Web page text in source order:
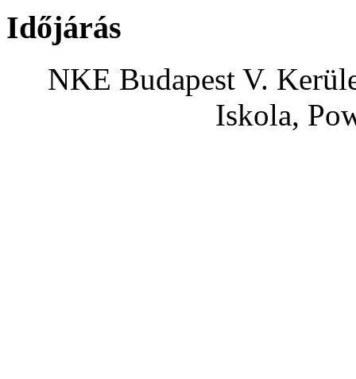
Időjárás
NKE Budapest V.
Iskola,